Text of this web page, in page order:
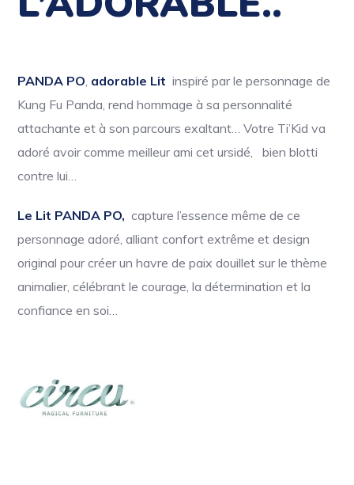
PANDA PO adorable Lit inspiré par le personnage de
Kung Fu Panda, rend hommage à sa personnalité
attachante et à son parcours exaltant… Votre Ti’Kid va
adoré avoir comme meilleur ami cet ursidé, bien blotti
contre lui…
Le Lit PANDA PO, capture l’essence même de ce
personnage adoré, alliant confort extrême et design
original pour créer un havre de paix douillet sur le thème
animalier, célébrant le courage, la détermination et la
confiance en soi…